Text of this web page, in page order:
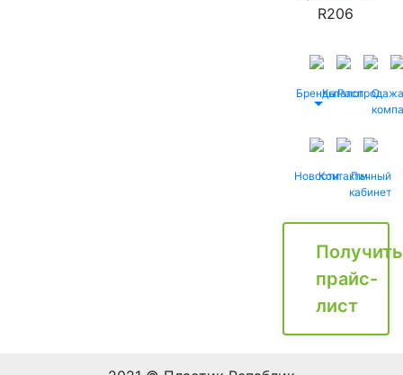
R206
БрендыКаталог
Распродажа
О
НовостиКонтактыЛичный
кабинет
Получить
прайс-
лист